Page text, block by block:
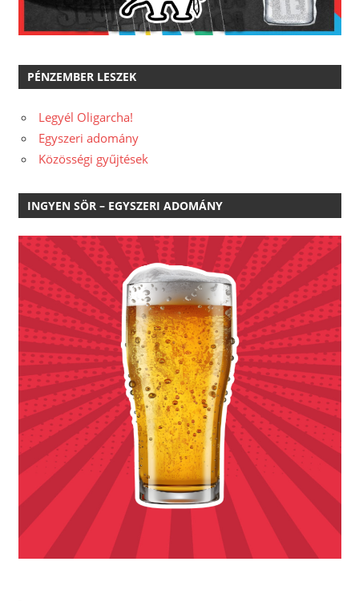
PÉNZEMBER LESZEK
Legyél Oligarcha!
Egyszeri adomány
Közösségi gyűjtések
INGYEN SÖR – EGYSZERI ADOMÁNY